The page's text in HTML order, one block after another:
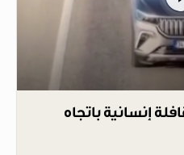
إنسانية باتجاه